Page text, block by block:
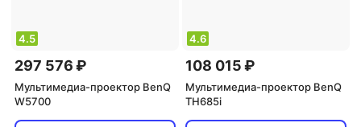
4.5
297 576 ₽
Мультимедиа-проектор BenQ
W5700
4.6
108 015 ₽
Мультимедиа-проектор BenQ
TH685i